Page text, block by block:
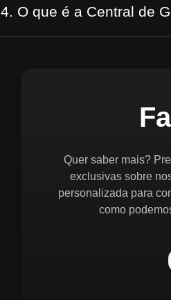
4. O que é a Central de
Quer saber mais?
exclusivas sobre
personalizada para
como